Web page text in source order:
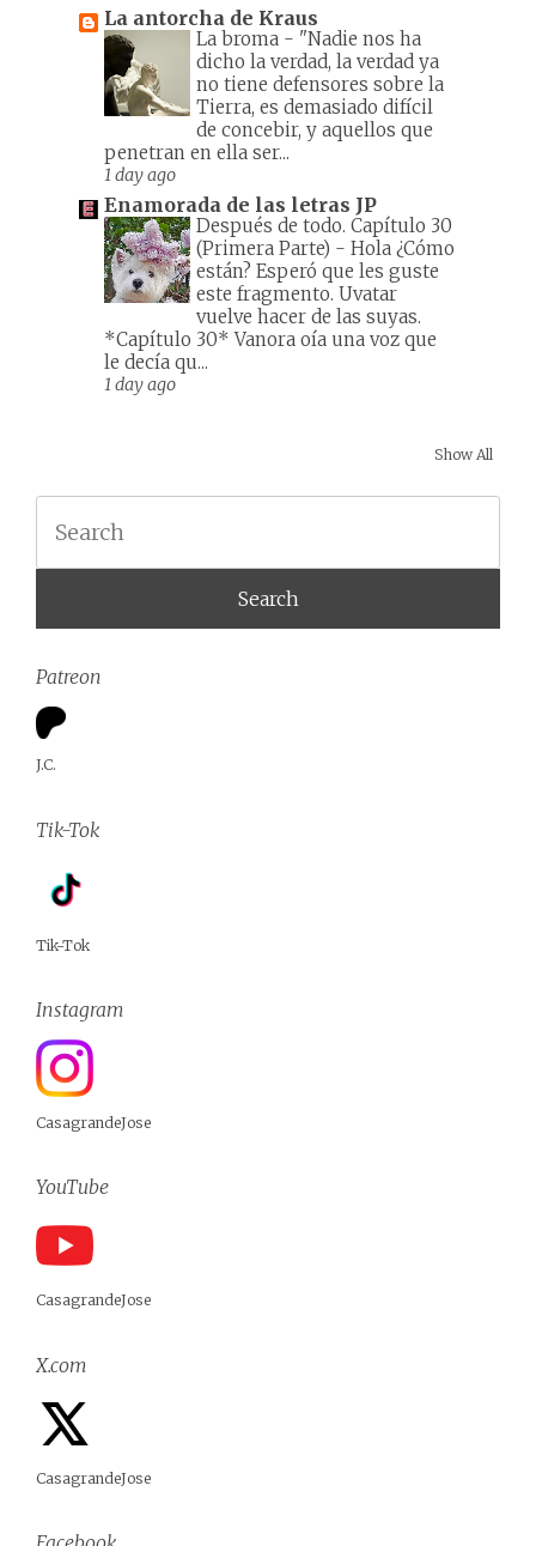
La antorcha de Kraus
La broma - "Nadie nos ha
dicho la verdad, la verdad ya
no tiene defensores sobre la
Tierra, es demasiado difícil
de concebir, y aquellos que
penetran en ella ser...
1 day ago
Enamorada de las letras JP
Después de todo. Capítulo 30
(Primera Parte) - Hola ¿Cómo
están? Esperó que les guste
este fragmento. Uvatar
vuelve hacer de las suyas.
*Capítulo 30* Vanora oía una voz que
le decía qu...
1 day ago
Show All
Patreon
J.C.
Tik-Tok
Tik-Tok
Instagram
CasagrandeJose
YouTube
CasagrandeJose
X.com
CasagrandeJose